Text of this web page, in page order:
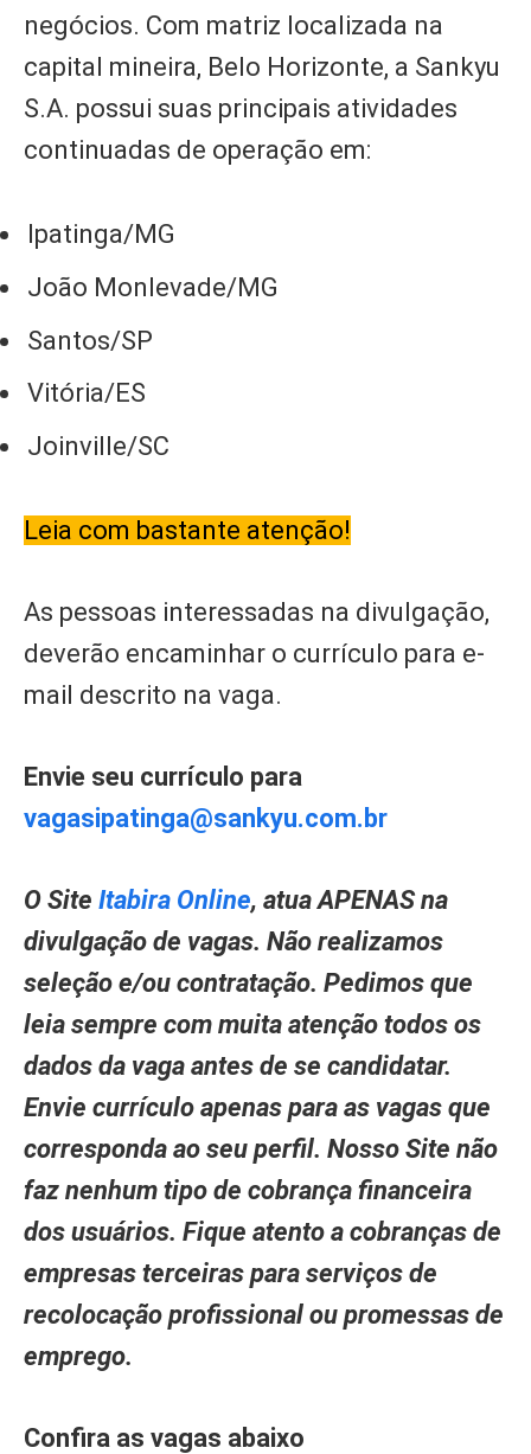
negócios. Com matriz localizada na
capital mineira, Belo Horizonte, a Sankyu
S.A. possui suas principais atividades
continuadas de operação em:
Ipatinga/MG
João Monlevade/MG
Santos/SP
Vitória/ES
Joinville/SC
Leia com bastante atenção!
As pessoas interessadas na divulgação,
deverão encaminhar o currículo para e-
mail descrito na vaga.
Envie seu currículo para
vagasipatinga@sankyu.com.br
O Site Itabira Online, atua APENAS na
divulgação de vagas. Não realizamos
seleção e/ou contratação. Pedimos que
leia sempre com muita atenção todos os
dados da vaga antes de se candidatar.
Envie currículo apenas para as vagas que
corresponda ao seu perfil. Nosso Site não
faz nenhum tipo de cobrança financeira
dos usuários. Fique atento a cobranças de
empresas terceiras para serviços de
recolocação profissional ou promessas de
emprego.
Confira as vagas abaixo